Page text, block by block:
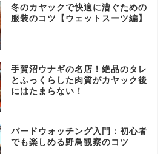
冬のカヤックで快適に漕ぐための
服装のコツ【ウェットスーツ編】
手賀沼ウナギの名店！絶品のタレ
とふっくらした肉質がカヤック後
にはたまらない！
バードウォッチング入門：初心者
でも楽しめる野鳥観察のコツ